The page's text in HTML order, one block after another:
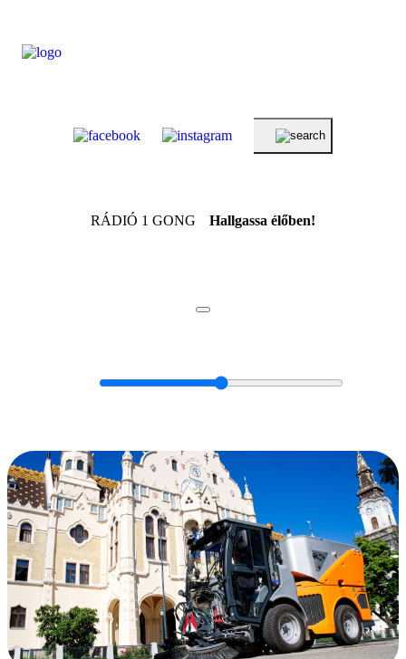
RÁDIÓ 1 GONG Hallgassa élőben!